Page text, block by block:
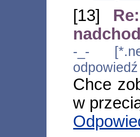
[13]
-_-
Chce
w